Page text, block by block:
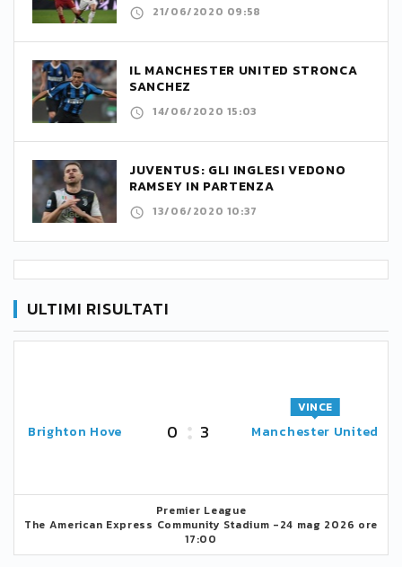
21/06/2020 09:58
IL MANCHESTER UNITED STRONCA
SANCHEZ
14/06/2020 15:03
JUVENTUS: GLI INGLESI VEDONO
RAMSEY IN PARTENZA
13/06/2020 10:37
ULTIMI RISULTATI
Brighton Hove 0 3 Manchester United
VINCE
Premier League
The American Express Community Stadium -24 mag 2026 ore
17:00